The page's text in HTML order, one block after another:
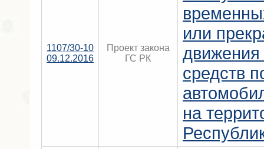
1107/30-10
09.12.2016
Проект закона
ГС РК
или
движения
средств
на